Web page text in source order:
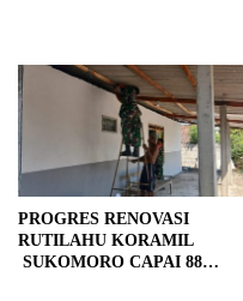
PROGRES RENOVASI
RUTILAHU KORAMIL
SUKOMORO CAPAI 88